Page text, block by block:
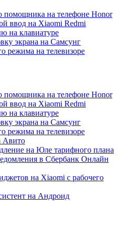
помощника на телефоне Honor
ввод на Xiaomi Redmi
на клавиатуре
экрана на Самсунг
режима на телевизоре
помощника на телефоне Honor
ввод на Xiaomi Redmi
на клавиатуре
экрана на Самсунг
режима на телевизоре
Авито
на Юле тарифного плана
в Сбербанк Онлайн
на Xiaomi с рабочего
на Андроид